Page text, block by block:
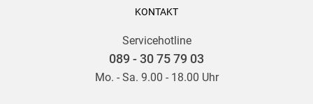
KONTAKT
Servicehotline
089 - 30 75 79 03
Mo. - Sa. 9.00 - 18.00 Uhr